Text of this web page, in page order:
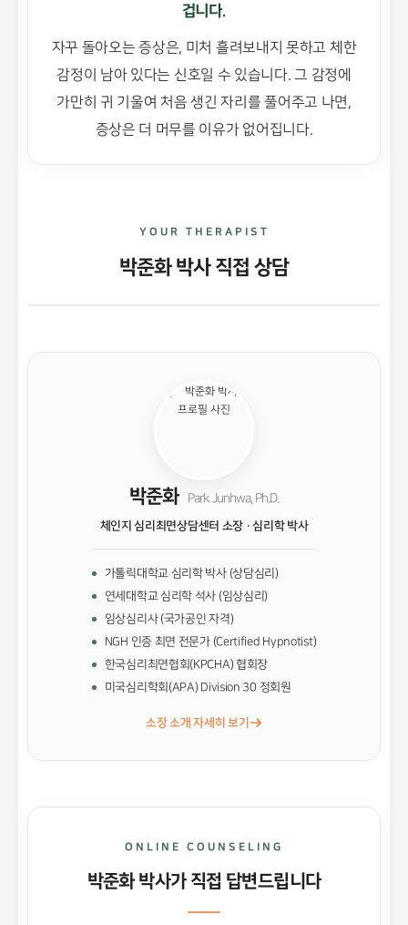
겁니다.
자꾸 돌아오는 증상은, 미처 흘려보내지 못하고 체한
감정이 남아 있다는 신호일 수 있습니다. 그 감정에
가만히 귀 기울여 처음 생긴 자리를 풀어주고 나면,
증상은 더 머무를 이유가 없어집니다.
YOUR THERAPIST
박준화 박사 직접 상담
박준화 Park Junhwa, Ph.D.
체인지 심리최면상담센터 소장 · 심리학 박사
가톨릭대학교 심리학 박사 (상담심리)
연세대학교 심리학 석사 (임상심리)
임상심리사 (국가공인 자격)
NGH 인증 최면 전문가 (Certified Hypnotist)
한국심리최면협회(KPCHA) 협회장
미국심리학회(APA) Division 30 정회원
소장 소개 자세히 보기
ONLINE COUNSELING
박준화 박사가 직접 답변드립니다